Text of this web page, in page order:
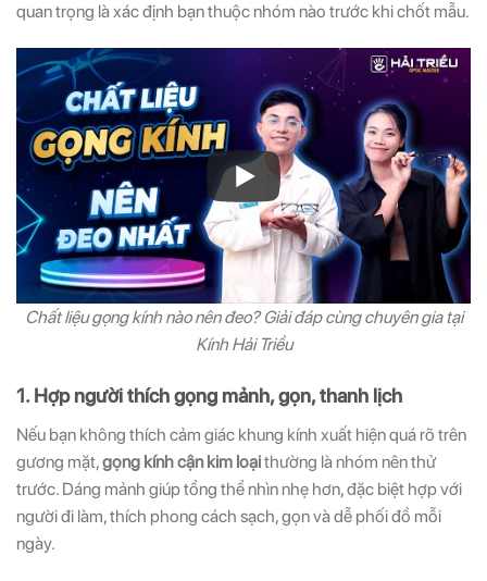
quan trọng là xác định bạn thuộc nhóm nào trước khi chốt mẫu.
Chất liệu gọng kính nào nên đeo? Giải đáp cùng chuyên gia tại
Kính Hải Triều
1. Hợp người thích gọng mảnh, gọn, thanh lịch
Nếu bạn không thích cảm giác khung kính xuất hiện quá rõ trên
gương mặt,gọng kính cận kim loạithường là nhóm nên thử
trước. Dáng mảnh giúp tổng thể nhìn nhẹ hơn, đặc biệt hợp với
người đi làm, thích phong cách sạch, gọn và dễ phối đồ mỗi
ngày.